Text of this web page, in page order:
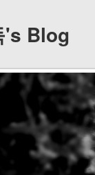
's Blog